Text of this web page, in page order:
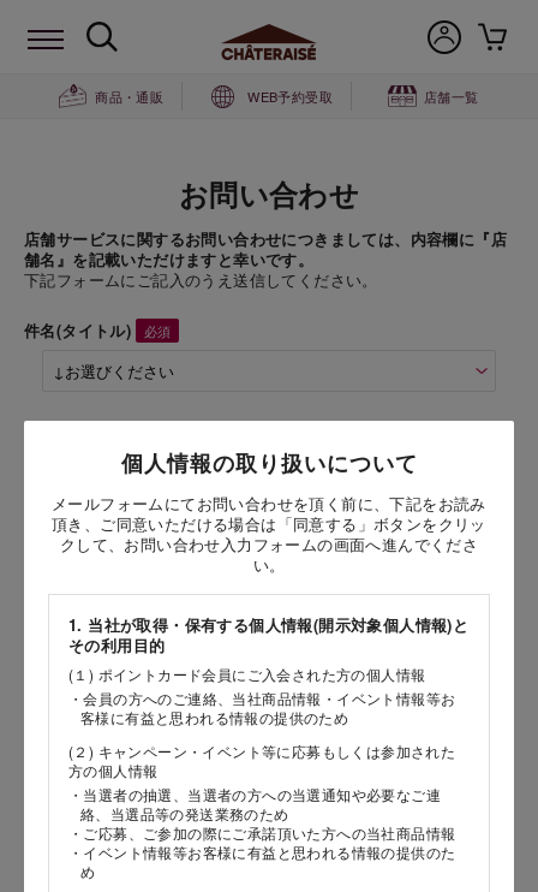
商品・通販 WEB予約受取 店舗一覧
お問い合わせ
店舗サービスに関するお問い合わせにつきましては、内容欄に『店
舗名』を記載いただけますと幸いです。
下記フォームにご記入のうえ送信してください。
個人情報の取り扱いについて
メールフォームにてお問い合わせを頂く前に、下記をお読み
頂き、ご同意いただける場合は「同意する」ボタンをクリッ
クして、お問い合わせ入力フォームの画面へ進んでくださ
い。
1. 当社が取得・保有する個人情報(開示対象個人情報)と
その利用目的
(１) ポイントカード会員にご入会された方の個人情報
・会員の方へのご連絡、当社商品情報・イベント情報等お
客様に有益と思われる情報の提供のため
(２) キャンペーン・イベント等に応募もしくは参加された
方の個人情報
・当選者の抽選、当選者の方への当選通知や必要なご連
絡、当選品等の発送業務のため
・ご応募、ご参加の際にご承諾頂いた方への当社商品情報
・イベント情報等お客様に有益と思われる情報の提供のた
め
件名(タイトル)
自家炊き餡ひとくち粗搗き大福4個入
お問い合わせ時氏名
［名］
（全角で入力してください）
お問い合わせ時氏名（カナ）
［セイ］
［メイ］
（全角で入力してください）